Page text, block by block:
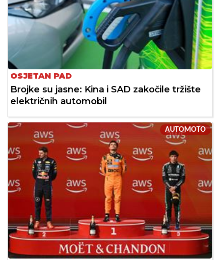
OSJETAN PAD
Brojke su jasne: Kina i SAD zakočile tržište
električnih automobil
AUTOMOTO